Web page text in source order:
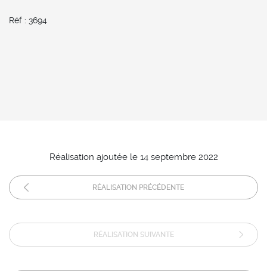
Réf : 3694
Réalisation ajoutée le 14 septembre 2022
RÉALISATION PRÉCÉDENTE
RÉALISATION SUIVANTE